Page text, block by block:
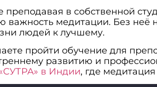
преподавая в собственной
важность медитации. Без неё
людей к лучшему.
пройти обучение для
развитию и
в Индии, где